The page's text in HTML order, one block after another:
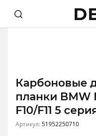
Карбоновые
планки BMW
F10/F11 5
Артикул:51952250710